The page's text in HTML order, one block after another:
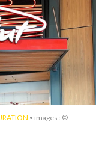
• images : ©